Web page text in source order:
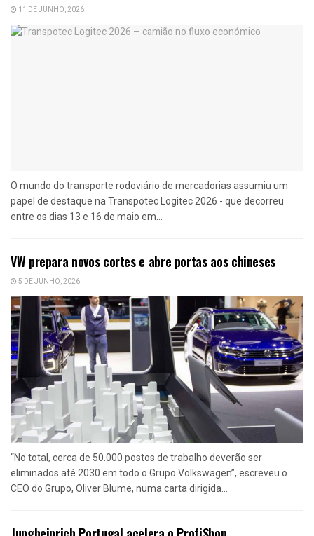
11 DE JUNHO, 2026
O mundo do transporte rodoviário de mercadorias assumiu um
papel de destaque na Transpotec Logitec 2026 - que decorreu
entre os dias 13 e 16 de maio em...
VW prepara novos cortes e abre portas aos chineses
5 DE JUNHO, 2026
“No total, cerca de 50.000 postos de trabalho deverão ser
eliminados até 2030 em todo o Grupo Volkswagen”, escreveu o
CEO do Grupo, Oliver Blume, numa carta dirigida...